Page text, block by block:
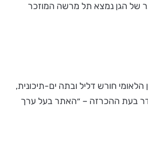
ביותר של הגן נמצא תל מרשה המוזכר
חורש דליל ובתה ים-תיכונית,
בעת ההכרזה – ״האתר בעל ערך